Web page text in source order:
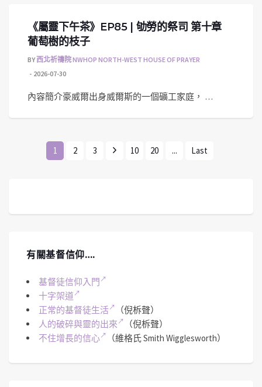
《屬靈下午茶》EP85 | 劬勞的祭司 第十章
葡萄樹的枝子
BY西北祈禱院 NWHOP NORTH-WEST HOUSE OF PRAYER
2026-07-30
內容簡介豪威爾出身威爾斯的一個礦工家庭， …
1 2 3 10 20 ... Last
有關基督信仰….
基督徒信仰入門
十字架道
正常的基督徒生活
（倪柝聲）
人的破碎與靈的出來
（倪柝聲）
不住增長的信心
（維格氏 Smith Wigglesworth）